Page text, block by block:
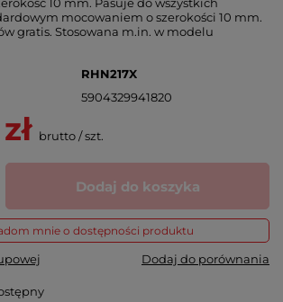
mocowaniem o szerokości 10 mm.
gratis. Stosowana m.in. w modelu
RHN217X
5904329941820
brutto/szt.
Dodaj do koszyka
mnie o dostępności produktu
Dodaj do porównania